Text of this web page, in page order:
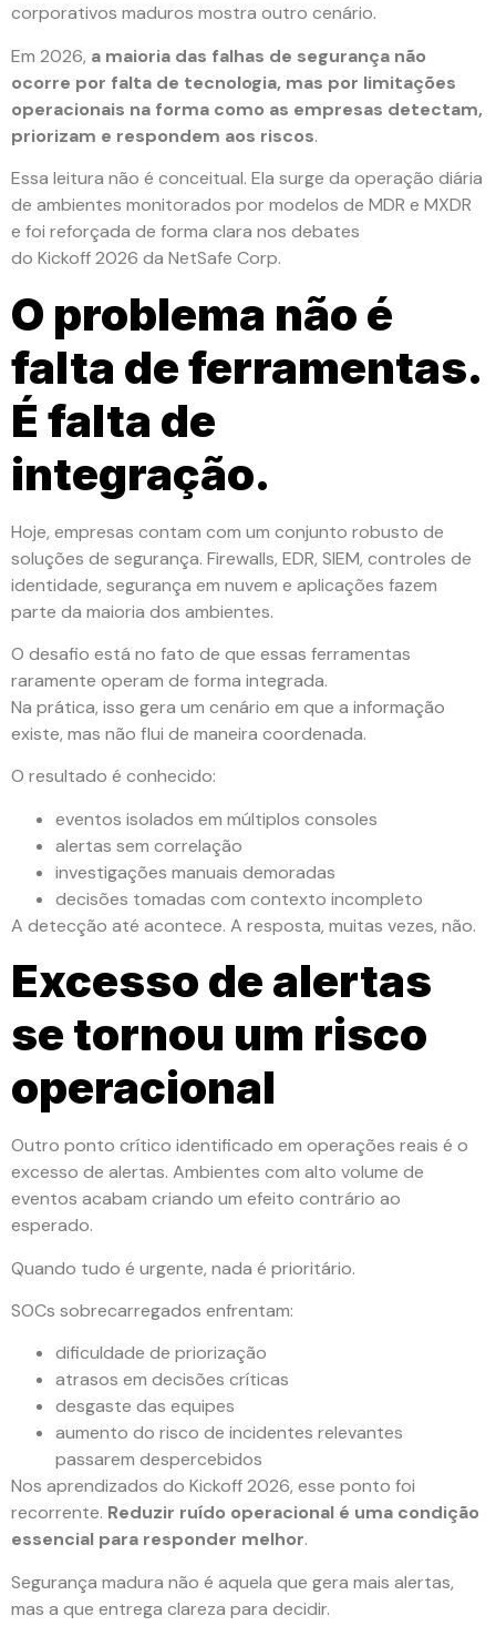
corporativos maduros mostra outro cenário.
Em 2026, a maioria das falhas de segurança não
ocorre por falta de tecnologia, mas por limitações
operacionais na forma como as empresas detectam,
priorizam e respondem aos riscos.
Essa leitura não é conceitual. Ela surge da operação diária
de ambientes monitorados por modelos de MDR e MXDR
e foi reforçada de forma clara nos debates
do Kickoff 2026 da NetSafe Corp.
O problema não é
falta de ferramentas.
É falta de
integração.
Hoje, empresas contam com um conjunto robusto de
soluções de segurança. Firewalls, EDR, SIEM, controles de
identidade, segurança em nuvem e aplicações fazem
parte da maioria dos ambientes.
O desafio está no fato de que essas ferramentas
raramente operam de forma integrada.
Na prática, isso gera um cenário em que a informação
existe, mas não flui de maneira coordenada.
O resultado é conhecido:
eventos isolados em múltiplos consoles
alertas sem correlação
investigações manuais demoradas
decisões tomadas com contexto incompleto
A detecção até acontece. A resposta, muitas vezes, não.
Excesso de alertas
se tornou um risco
operacional
Outro ponto crítico identificado em operações reais é o
excesso de alertas. Ambientes com alto volume de
eventos acabam criando um efeito contrário ao
esperado.
Quando tudo é urgente, nada é prioritário.
SOCs sobrecarregados enfrentam:
dificuldade de priorização
atrasos em decisões críticas
desgaste das equipes
aumento do risco de incidentes relevantes
passarem despercebidos
Nos aprendizados do Kickoff 2026, esse ponto foi
recorrente. Reduzir ruído operacional é uma condição
essencial para responder melhor.
Segurança madura não é aquela que gera mais alertas,
mas a que entrega clareza para decidir.